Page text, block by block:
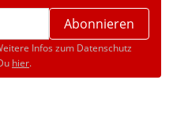
Abonnieren
Infos zum Datenschutz
hier.